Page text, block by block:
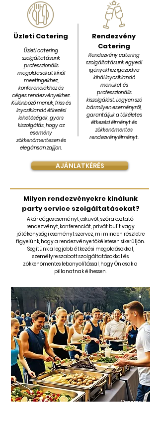
Üzleti catering
szolgáltatásunk
professzionális
megoldásokat kínál
meetingekhez,
konferenciákhoz és
céges rendezvényekhez.
Különböző menük, friss és
ínycsiklandó étkezési
lehetőségek, gyors
kiszolgálás, hogy az
esemény
zökkenőmentesen és
elegánsan zajljon.
Üzleti Catering
Rendezvény catering
szolgáltatásunk egyedi
igényekhez igazodva
kínál ínycsiklandó
menüket és
professzionális
kiszolgálást. Legyen szó
bármilyen eseményről,
garantáljuk a tökéletes
étkezési élményt és
zökkenőmentes
rendezvényélményt.
Rendezvény
Catering
AJÁNLATKÉRÉS
Milyen rendezvényekre kinálunk
party service szolgáltatásokat?
Akár céges eseményt, esküvőt, szórakoztató
rendezvényt, konferenciát, privát bulit vagy
jótékonysági eseményt szervez, mi minden részletre
figyelünk, hogy a rendezvénye tökéletesen sikerüljön.
Segítünk a legjobb étkezési megoldásokkal,
személyre szabott szolgáltatásokkal és
zökkenőmentes lebonyolítással, hogy Ön csak a
pillanatnak élhessen.